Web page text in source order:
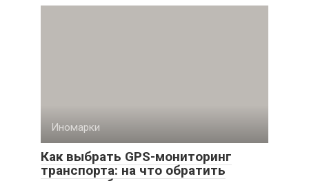
Иномарки
Как выбрать GPS-мониторинг
транспорта: на что обратить